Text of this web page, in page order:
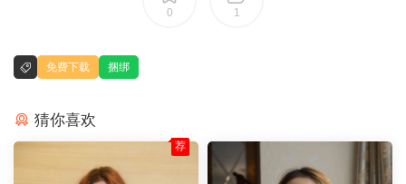
0 1
免费下载 捆绑
猜你喜欢
荐